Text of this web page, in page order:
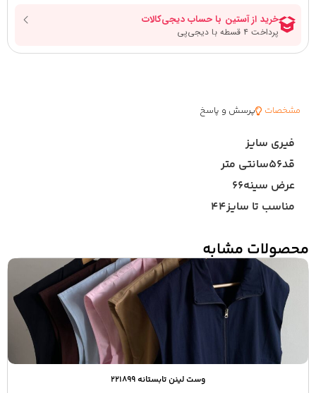
مشخصات پرسش و پاسخ
فیری سایز
قد۵۶سانتی متر
عرض سینه۶۶
مناسب تا سایز۴۴
محصولات مشابه
وست لینن تابستانه ۲۲۱۸۹۹